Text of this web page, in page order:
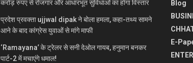
करोड़ रुपए से रोजगार और आधारभूत सुविधाओं का होगा विस्तार
प्रदेश प्रवक्ता ujjwal dipak ने बोला हमला, कहा-तथ्य सामने
आने के बाद कांग्रेस युवाओं से मांगे माफी
‘Ramayana’ के ट्रेलर से सनी देओल गायब, हनुमान बनकर
पार्ट-2 में मचाएंगे धमाल!
Blog
E-